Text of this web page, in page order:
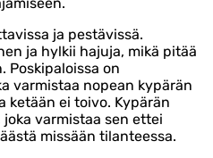
ja pestävissä.
ja hylkii hajuja, mikä pitää
Poskipaloissa on
varmistaa nopean kypärän
ketään ei toivo. Kypärän
varmistaa sen ettei
missään tilanteessa.